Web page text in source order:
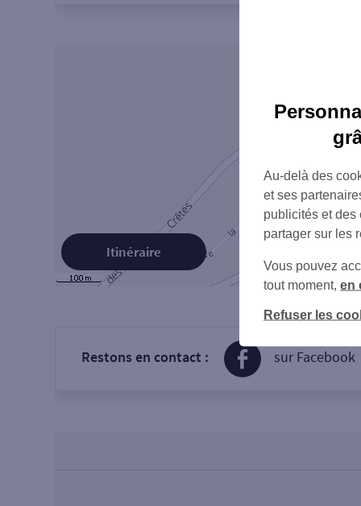
Itinéraire
Restons en contact : sur Facebook
Au-delà des
et ses
publicités et des
partager sur les
Vous pouvez
tout moment, en
Refuser les